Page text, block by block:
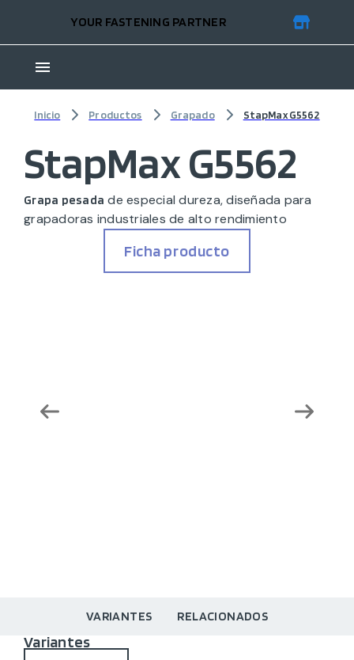
YOUR FASTENING PARTNER
Inicio Productos Grapado StapMax G5562
StapMax G5562
Grapa pesada de especial dureza, diseñada para
grapadoras industriales de alto rendimiento
Ficha producto
VARIANTES RELACIONADOS
Variantes